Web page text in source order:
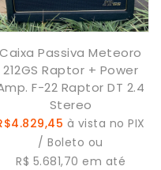
Caixa Passiva Meteoro
212GS Raptor + Power
F-22 Raptor DT 2.4
Stereo
à vista no PIX
/ Boleto ou
R$ 5.681,70 em até